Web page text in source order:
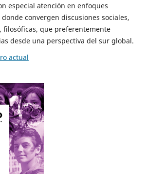
especial atención en enfoques
convergen discusiones sociales,
filosóficas, que preferentemente
desde una perspectiva del sur global.
actual